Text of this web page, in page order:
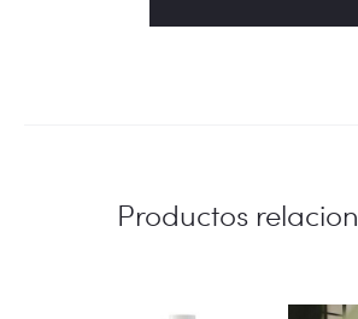
Productos